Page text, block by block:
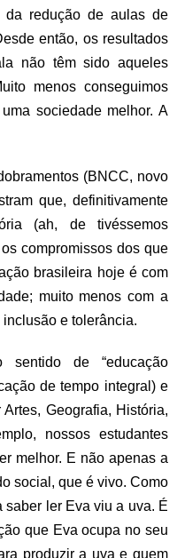
da redução de aulas de
então, os resultados
não têm sido aqueles
menos conseguimos
sociedade melhor. A
(BNCC, novo
que, definitivamente
(ah, de tivéssemos
compromissos dos que
brasileira hoje é com
muito menos com a
e tolerância.
sentido de “educação
de tempo integral) e
Geografia, História,
nossos estudantes
melhor. E não apenas a
social, que é vivo. Como
saber ler Eva viu a uva. É
que Eva ocupa no seu
produzir a uva e quem